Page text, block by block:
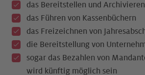
das Bereitstellen und
das Führen von Kassenbüchern
das Freizeichnen von
die Bereitstellung von
sogar das Bezahlen von
wird künftig möglich sein